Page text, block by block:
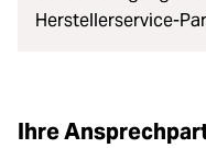
Herstellerservice-
Ihre